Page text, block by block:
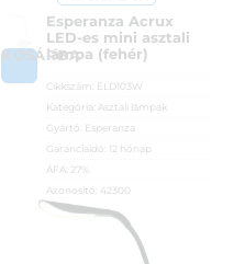
KOSÁRBA
Esperanza Acrux
LED-es mini asztali
lámpa (fehér)
Cikkszám: ELD103W
Kategória: Asztali lámpák
Gyártó: Esperanza
Garanciaidő: 12 hónap
ÁFA:
27%
Azonosító: 42300